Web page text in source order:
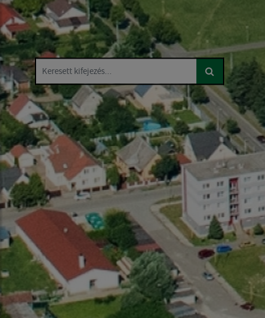
Keresett kifejezés...